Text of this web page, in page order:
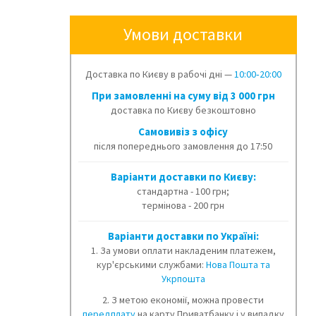
Умови доставки
Доставка по Києву в рабочі дні —10:00‑20:00
При замовленні на суму від 3 000 грн
доставка по Києву безкоштовно
Cамовивіз з офісу
після попереднього замовлення до 17:50
Варіанти доставки по Києву:
стандартна - 100 грн;
термінова - 200 грн
Варіанти доставки по Україні:
1. За умови оплати накладеним платежем,
кур'єрськими службами: Нова Пошта та
Укрпошта
2. З метою економії, можна провести